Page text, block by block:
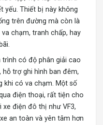
yếu. Thiết bị này không
trên đường mà còn là
chạm, tranh chấp, hay
trình có độ phân giải cao
hỗ trợ ghi hình ban đêm,
khi có va chạm. Một số
điện thoại, rất tiện cho
điện đô thị như VF3,
an toàn và yên tâm hơn